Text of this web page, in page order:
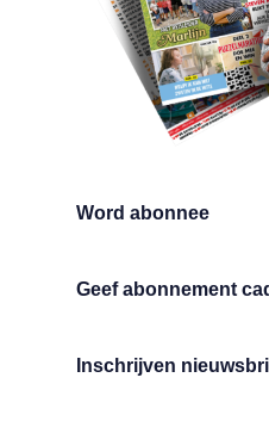
Word abonnee
Geef abonnement
Inschrijven